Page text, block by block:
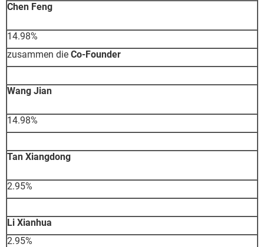
Chen Feng
14.98%
zusammen die Co-Founder
Wang Jian
14.98%
Tan Xiangdong
2.95%
Li Xianhua
2.95%